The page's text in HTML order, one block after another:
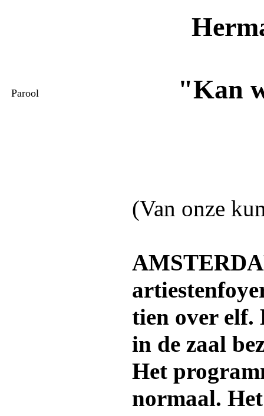
Parool "Kan
(Van onze
tien over elf.
in de zaal
Het
normaal.